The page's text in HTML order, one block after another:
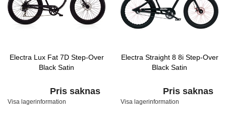
Electra Lux Fat 7D Step-Over
Black Satin
Pris saknas
Visa lagerinformation
Electra Straight 8 8i Step-Over
Black Satin
Pris saknas
Visa lagerinformation